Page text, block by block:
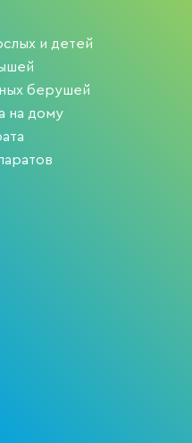
и детей
берушей
на дому